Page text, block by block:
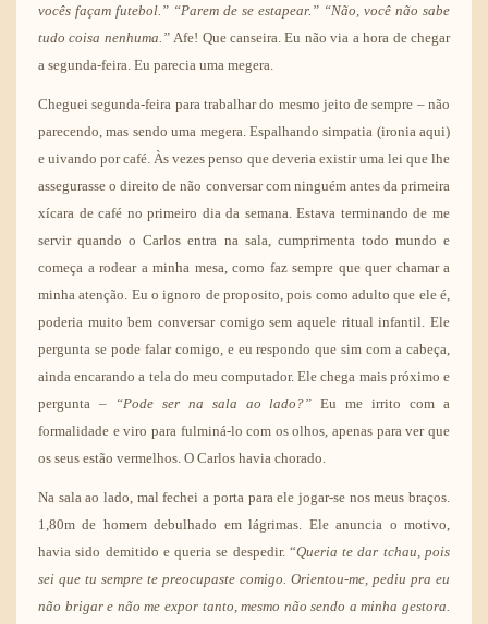
vocês façam futebol.” “Parem de se estapear.” “Não, você não sabe
tudo coisa nenhuma.”Afe! Que canseira. Eu não via a hora de chegar
a segunda-feira. Eu parecia uma megera.
Cheguei segunda-feira para trabalhar do mesmo jeito de sempre – não
parecendo, mas sendo uma megera. Espalhando simpatia (ironia aqui)
e uivando por café. Às vezes penso que deveria existir uma lei que lhe
assegurasse o direito de não conversar com ninguém antes da primeira
xícara de café no primeiro dia da semana. Estava terminando de me
servir quando o Carlos entra na sala, cumprimenta todo mundo e
começa a rodear a minha mesa, como faz sempre que quer chamar a
minha atenção. Eu o ignoro de proposito, pois como adulto que ele é,
poderia muito bem conversar comigo sem aquele ritual infantil. Ele
pergunta se pode falar comigo, e eu respondo que sim com a cabeça,
ainda encarando a tela do meu computador. Ele chega mais próximo e
pergunta –
“Pode ser na sala ao lado?” Eu me irrito com a
formalidade e viro para fulminá-lo com os olhos, apenas para ver que
os seus estão vermelhos. O Carlos havia chorado.
Na sala ao lado, mal fechei a porta para ele jogar-se nos meus braços.
1,80m de homem debulhado em lágrimas. Ele anuncia o motivo,
havia sido demitido e queria se despedir. “Queria te dar tchau, pois
sei que tu sempre te preocupaste comigo. Orientou-me, pediu pra eu
não brigar e não me expor tanto, mesmo não sendo a minha gestora.